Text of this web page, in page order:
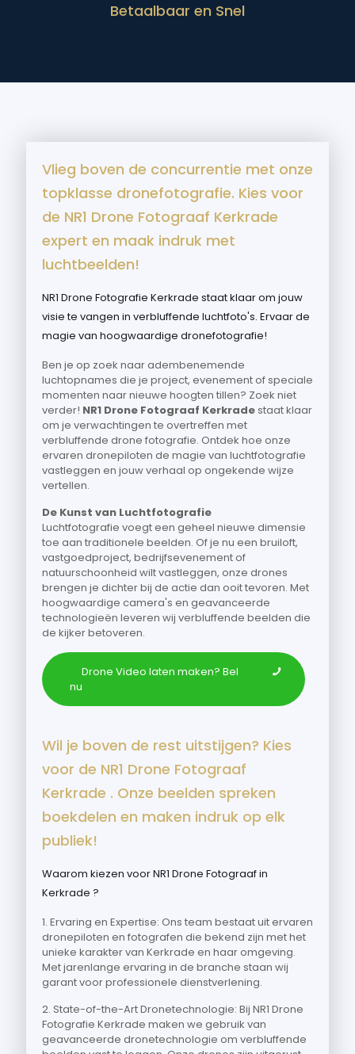
Betaalbaar en Snel
Vlieg boven de concurrentie met onze
topklasse dronefotografie. Kies voor
de NR1 Drone Fotograaf Kerkrade
expert en maak indruk met
luchtbeelden!
NR1 Drone Fotografie Kerkrade staat klaar om jouw
visie te vangen in verbluffende luchtfoto's. Ervaar de
magie van hoogwaardige dronefotografie!
Ben je op zoek naar adembenemende
luchtopnames die je project, evenement of speciale
momenten naar nieuwe hoogten tillen? Zoek niet
verder! NR1 Drone Fotograaf Kerkradestaat klaar
om je verwachtingen te overtreffen met
verbluffende drone fotografie. Ontdek hoe onze
ervaren dronepiloten de magie van luchtfotografie
vastleggen en jouw verhaal op ongekende wijze
vertellen.
De Kunst van Luchtfotografie
Luchtfotografie voegt een geheel nieuwe dimensie
toe aan traditionele beelden. Of je nu een bruiloft,
vastgoedproject, bedrijfsevenement of
natuurschoonheid wilt vastleggen, onze drones
brengen je dichter bij de actie dan ooit tevoren. Met
hoogwaardige camera's en geavanceerde
technologieën leveren wij verbluffende beelden die
de kijker betoveren.
Drone Video laten maken? Bel
nu
Wil je boven de rest uitstijgen? Kies
voor de NR1 Drone Fotograaf
Kerkrade . Onze beelden spreken
boekdelen en maken indruk op elk
publiek!
Waarom kiezen voor NR1 Drone Fotograaf in
Kerkrade ?
1. Ervaring en Expertise: Ons team bestaat uit ervaren
dronepiloten en fotografen die bekend zijn met het
unieke karakter van Kerkrade en haar omgeving.
Met jarenlange ervaring in de branche staan wij
garant voor professionele dienstverlening.
2. State-of-the-Art Dronetechnologie: Bij NR1 Drone
Fotografie Kerkrade maken we gebruik van
geavanceerde dronetechnologie om verbluffende